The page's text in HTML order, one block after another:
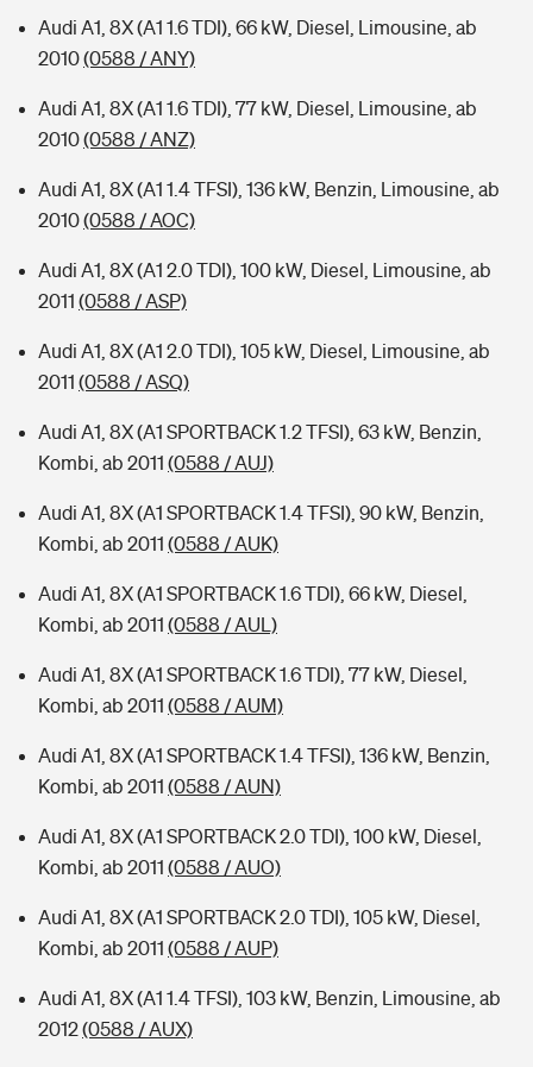
Kinderunfall-Check: Mehr Sicherheit für deine Kids
Typklassen: So ist Ihr Auto eingestuft
Sie haben Fragen?
Audi A1, 8X (A1 1.6 TDI), 66 kW, Diesel, Limousine, ab
2010(0588 / ANY)
Audi A1, 8X (A1 1.6 TDI), 77 kW, Diesel, Limousine, ab
2010(0588 / ANZ)
Audi A1, 8X (A1 1.4 TFSI), 136 kW, Benzin, Limousine, ab
2010(0588 / AOC)
Audi A1, 8X (A1 2.0 TDI), 100 kW, Diesel, Limousine, ab
2011 (0588 / ASP)
Audi A1, 8X (A1 2.0 TDI), 105 kW, Diesel, Limousine, ab
2011 (0588 / ASQ)
Audi A1, 8X (A1 SPORTBACK 1.2 TFSI), 63 kW, Benzin,
Kombi, ab 2011 (0588 / AUJ)
Audi A1, 8X (A1 SPORTBACK 1.4 TFSI), 90 kW, Benzin,
Kombi, ab 2011 (0588 / AUK)
Audi A1, 8X (A1 SPORTBACK 1.6 TDI), 66 kW, Diesel,
Kombi, ab 2011 (0588 / AUL)
Audi A1, 8X (A1 SPORTBACK 1.6 TDI), 77 kW, Diesel,
Kombi, ab 2011 (0588 / AUM)
Audi A1, 8X (A1 SPORTBACK 1.4 TFSI), 136 kW, Benzin,
Kombi, ab 2011 (0588 / AUN)
Audi A1, 8X (A1 SPORTBACK 2.0 TDI), 100 kW, Diesel,
Kombi, ab 2011 (0588 / AUO)
Audi A1, 8X (A1 SPORTBACK 2.0 TDI), 105 kW, Diesel,
Kombi, ab 2011 (0588 / AUP)
Audi A1, 8X (A1 1.4 TFSI), 103 kW, Benzin, Limousine, ab
2012(0588 / AUX)